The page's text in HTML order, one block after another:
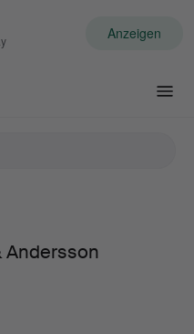
Anzeigen
Andersson